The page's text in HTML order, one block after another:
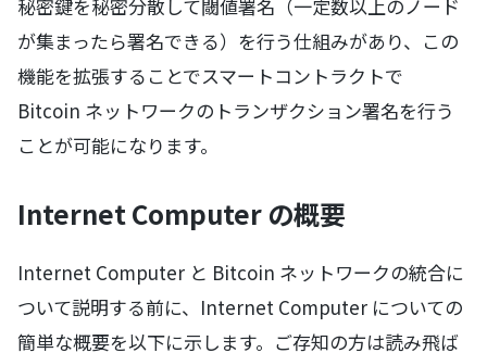
秘密鍵を秘密分散して閾値署名（一定数以上のノード
が集まったら署名できる）を行う仕組みがあり、この
機能を拡張することでスマートコントラクトで
Bitcoin ネットワークのトランザクション署名を行う
ことが可能になります。
Internet Computer の概要
Internet Computer と Bitcoin ネットワークの統合に
ついて説明する前に、Internet Computer についての
簡単な概要を以下に示します。ご存知の方は読み飛ば